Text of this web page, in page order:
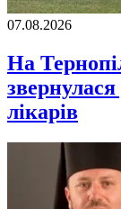
07.08.2026
На
звернулася
лікарів